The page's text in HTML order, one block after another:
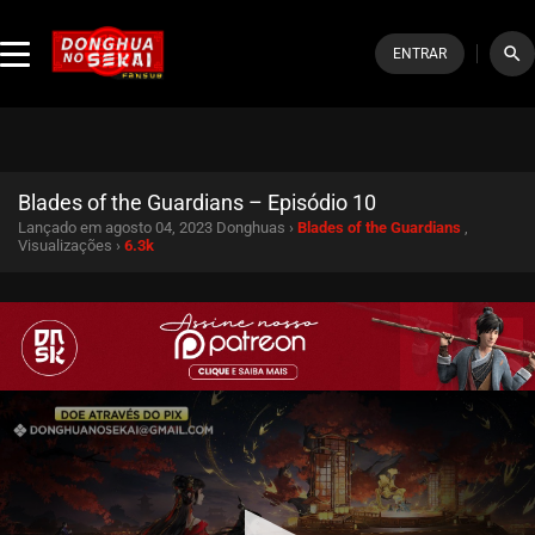
ENTRAR search
Blades of the Guardians – Episódio 10
Lançado em agosto 04, 2023 Donghuas › Blades of the Guardians
Visualizações › 6.3k